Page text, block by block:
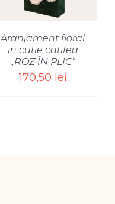
Aranjament floral
in cutie catifea
„ROZ ÎN PLIC”
170,50 lei